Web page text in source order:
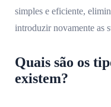
simples e eficiente,
introduzir novamente as
Quais são os
existem?